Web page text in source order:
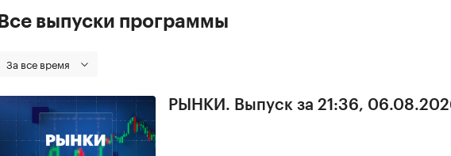
Все выпуски программы
За все время
РЫНКИ. Выпуск за 21:36,